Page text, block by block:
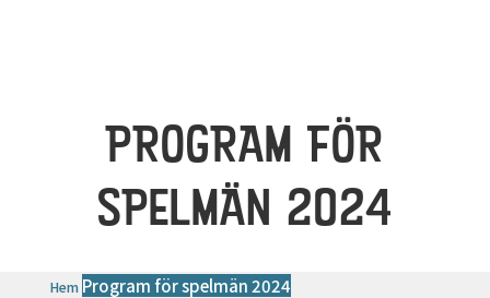
PROGRAM FÖR
SPELMÄN 2024
Hem Program för spelmän 2024